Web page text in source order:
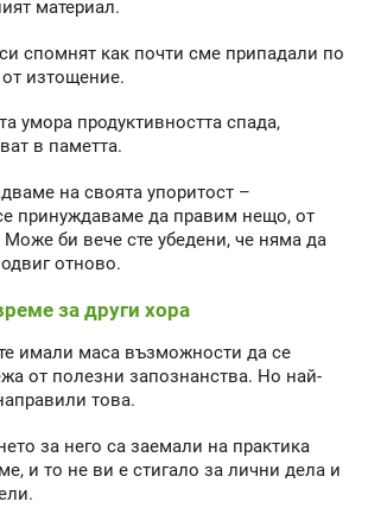
материал.
спомнят как почти сме припадали по
изтощение.
умора продуктивността спада,
в паметта.
на своята упоритост –
принуждаваме да правим нещо, от
Може би вече сте убедени, че няма да
отново.
за други хора
имали маса възможности да се
от полезни запознанства. Но най-
това.
за него са заемали на практика
и то не ви е стигало за лични дела и